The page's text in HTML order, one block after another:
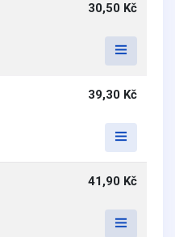
30,50 Kč
39,30 Kč
41,90 Kč